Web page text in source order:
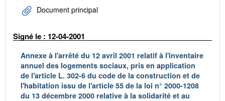
Document principal
Signé le : 12-04-2001
Annexe à l'arrêté du 12 avril 2001 relatif à l'inventaire
annuel des logements sociaux, pris en application
de l'article L. 302-6 du code de la construction et de
l'habitation issu de l'article 55 de la loi n° 2000-1208
du 13 décembre 2000 relative à la solidarité et au